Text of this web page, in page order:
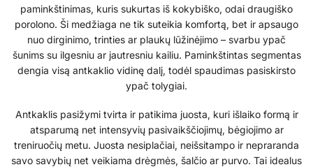
paminkštinimas, kuris sukurtas iš kokybiško, odai draugiško
porolono. Ši medžiaga ne tik suteikia komfortą, bet ir apsaugo
nuo dirginimo, trinties ar plaukų lūžinėjimo – svarbu ypač
šunims su ilgesniu ar jautresniu kailiu. Paminkštintas segmentas
dengia visą antkaklio vidinę dalį, todėl spaudimas pasiskirsto
ypač tolygiai.
Antkaklis pasižymi tvirta ir patikima juosta, kuri išlaiko formą ir
atsparumą net intensyvių pasivaikščiojimų, bėgiojimo ar
treniruočių metu. Juosta nesiplačiai, neišsitampo ir nepraranda
savo savybių net veikiama drėgmės, šalčio ar purvo. Tai idealus